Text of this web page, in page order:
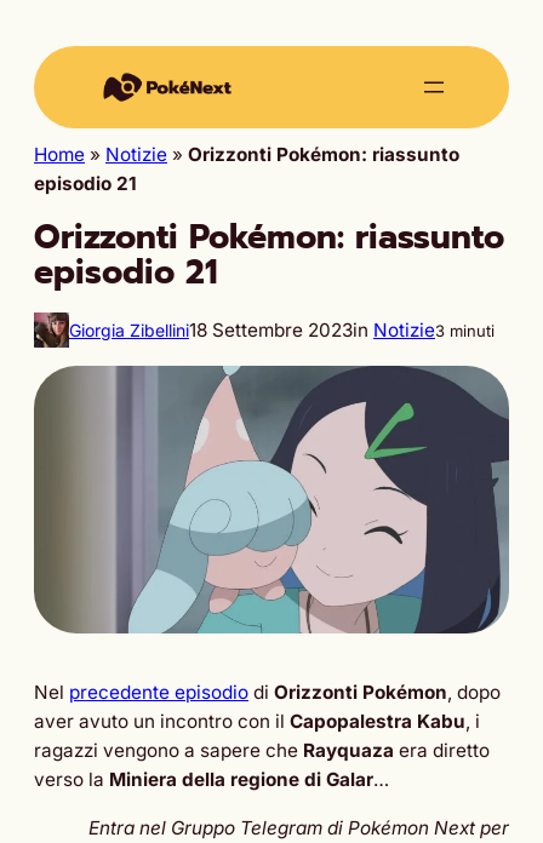
Home » Notizie » Orizzonti Pokémon: riassunto
episodio 21
Orizzonti Pokémon: riassunto
episodio 21
Giorgia Zibellini18 Settembre 2023in Notizie3 minuti
Nel precedente episodio di Orizzonti Pokémon, dopo
aver avuto un incontro con il Capopalestra Kabu, i
ragazzi vengono a sapere che Rayquaza era diretto
verso la Miniera della regione di Galar…
Entra nel Gruppo Telegram di Pokémon Next per